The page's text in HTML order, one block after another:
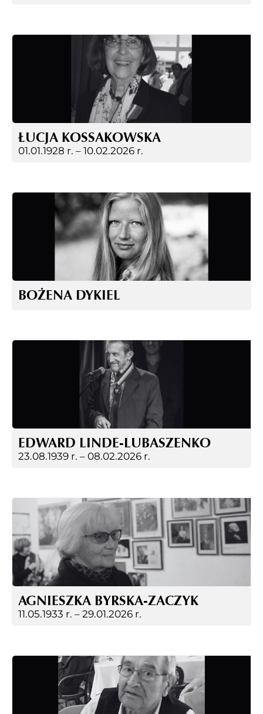
ŁUCJA KOSSAKOWSKA
01.01.1928 r. – 10.02.2026 r.
BOŻENA DYKIEL
EDWARD LINDE-LUBASZENKO
23.08.1939 r. – 08.02.2026 r.
AGNIESZKA BYRSKA-ZACZYK
11.05.1933 r. – 29.01.2026 r.